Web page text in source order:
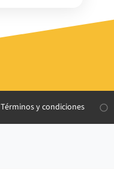
Términos y condiciones